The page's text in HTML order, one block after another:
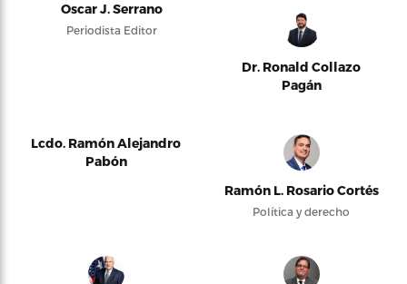
Oscar J. Serrano
Periodista Editor
Dr. Ronald Collazo
Pagán
Lcdo. Ramón Alejandro
Pabón
Ramón L. Rosario Cortés
Política y derecho